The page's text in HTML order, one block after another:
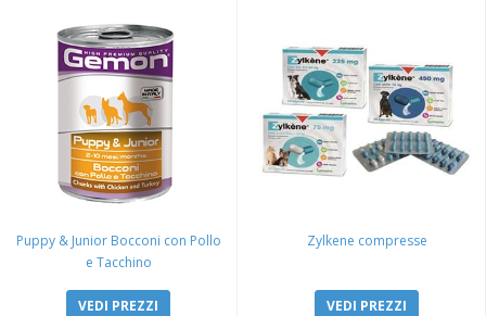
Puppy & Junior Bocconi con Pollo
e Tacchino
VEDI PREZZI
Zylkene compresse
VEDI PREZZI